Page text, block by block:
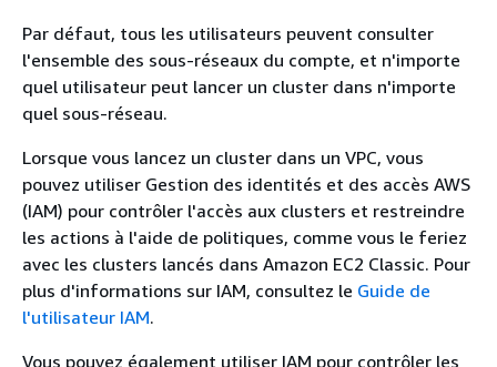
Par défaut, tous les utilisateurs peuvent consulter
l'ensemble des sous-réseaux du compte, et n'importe
quel utilisateur peut lancer un cluster dans n'importe
quel sous-réseau.
Lorsque vous lancez un cluster dans un VPC, vous
pouvez utiliser Gestion des identités et des accès AWS
(IAM) pour contrôler l'accès aux clusters et restreindre
les actions à l'aide de politiques, comme vous le feriez
avec les clusters lancés dans Amazon EC2 Classic. Pour
plus d'informations sur IAM, consultez le Guide de
l'utilisateur IAM.
Vous pouvez également utiliser IAM pour contrôler les